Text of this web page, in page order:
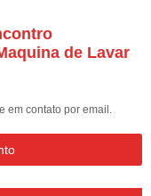
de Lavar
em contato por email.